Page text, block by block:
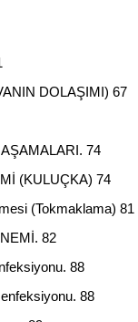
DOLAŞIMI) 67
74
(KULUÇKA) 74
(Tokmaklama) 81
82
88
88